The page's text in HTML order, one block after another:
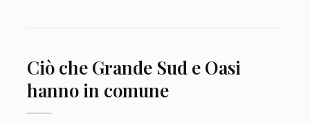
Ciò che Grande Sud e Oasi
hanno in comune